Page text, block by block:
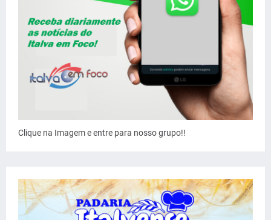
Clique na Imagem e entre para nosso grupo!!